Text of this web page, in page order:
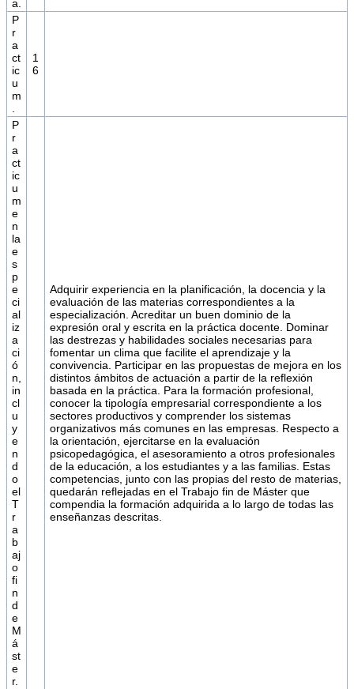
a.
P
r
a
ct
ic
u
m
.
1
6
P
r
a
ct
ic
u
m
e
n
la
e
s
p
e
ci
al
iz
a
ci
ó
n,
in
cl
u
y
e
n
d
o
el
T
r
a
b
aj
o
fi
n
d
e
M
á
st
e
r.
Adquirir experiencia en la planificación, la docencia y la
evaluación de las materias correspondientes a la
especialización. Acreditar un buen dominio de la
expresión oral y escrita en la práctica docente. Dominar
las destrezas y habilidades sociales necesarias para
fomentar un clima que facilite el aprendizaje y la
convivencia. Participar en las propuestas de mejora en los
distintos ámbitos de actuación a partir de la reflexión
basada en la práctica. Para la formación profesional,
conocer la tipología empresarial correspondiente a los
sectores productivos y comprender los sistemas
organizativos más comunes en las empresas. Respecto a
la orientación, ejercitarse en la evaluación
psicopedagógica, el asesoramiento a otros profesionales
de la educación, a los estudiantes y a las familias. Estas
competencias, junto con las propias del resto de materias,
quedarán reflejadas en el Trabajo fin de Máster que
compendia la formación adquirida a lo largo de todas las
enseñanzas descritas.